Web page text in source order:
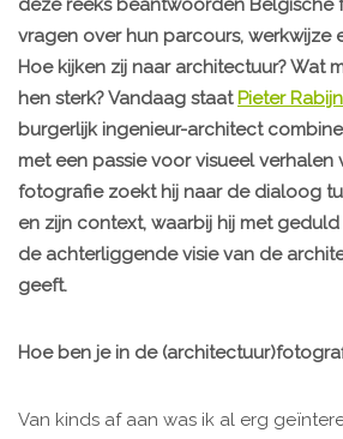
deze reeks beantwoorden Belgische
vragen over hun parcours, werkwijze
Hoe kijken zij naar architectuur? Wat
hen sterk? Vandaag staat Pieter
burgerlijk ingenieur-architect
met een passie voor visueel verhalen
fotografie zoekt hij naar de dialoog
en zijn context, waarbij hij met
de achterliggende visie van de
geeft.
Hoe ben je in de
Van kinds af aan was ik al erg